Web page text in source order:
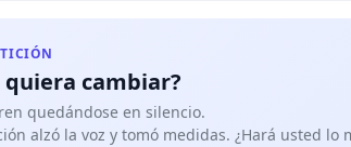
quiera cambiar?
quedándose en silencio.
alzó la voz y tomó medidas. ¿Hará usted lo